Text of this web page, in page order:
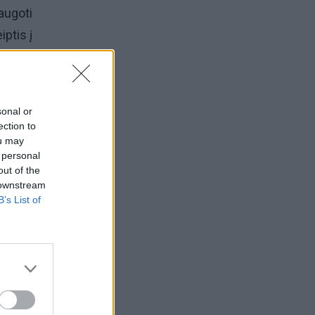
or
to
may
of the
List of
į